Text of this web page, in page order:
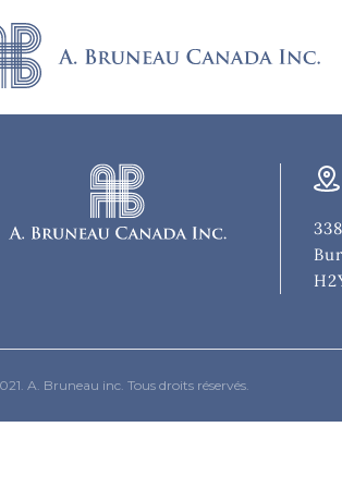
A. Bruneau inc. Tous droits réservés.